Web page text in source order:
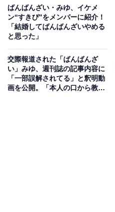
ばんばんざい・みゆ、イケメ
ン“すきぴ”をメンバーに紹介！
「結婚してばんばんざいやめる
と思った」
交際報道された「ばんばんざ
い」みゆ、週刊誌の記事内容に
「一部誤解されてる」と釈明動
画を公開。「本人の口から教え